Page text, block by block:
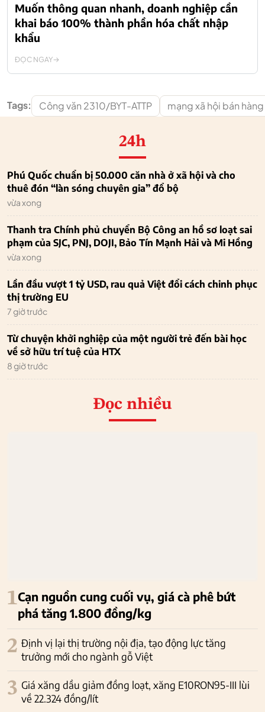
Muốn thông quan nhanh, doanh nghiệp cần
khai báo 100% thành phần hóa chất nhập
khẩu
ĐỌC NGAY
Tags: Công văn 2310/BYT-ATTP mạng xã hội bán hàng
24h
Phú Quốc chuẩn bị 50.000 căn nhà ở xã hội và cho
thuê đón “làn sóng chuyên gia” đổ bộ
vừa xong
Thanh tra Chính phủ chuyển Bộ Công an hồ sơ loạt sai
phạm của SJC, PNJ, DOJI, Bảo Tín Mạnh Hải và Mi Hồng
vừa xong
Lần đầu vượt 1 tỷ USD, rau quả Việt đổi cách chinh phục
thị trường EU
7 giờ trước
Từ chuyện khởi nghiệp của một người trẻ đến bài học
về sở hữu trí tuệ của HTX
8 giờ trước
Đọc nhiều
1Cạn nguồn cung cuối vụ, giá cà phê bứt
phá tăng 1.800 đồng/kg
2 Định vị lại thị trường nội địa, tạo động lực tăng
trưởng mới cho ngành gỗ Việt
3 Giá xăng dầu giảm đồng loạt, xăng E10RON95-III lùi
về 22.324 đồng/lít